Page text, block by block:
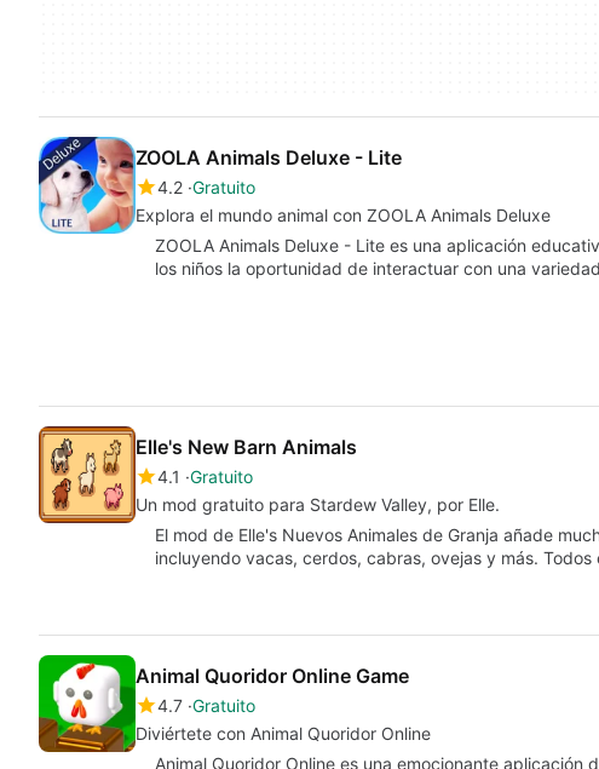
ZOOLA Animals Deluxe - Lite
4.2 Gratuito
Explora el mundo animal con ZOOLA Animals Deluxe
ZOOLA Animals Deluxe - Lite es una aplicación
los niños la oportunidad de interactuar con una
Elle's New Barn Animals
4.1 Gratuito
Un mod gratuito para Stardew Valley, por Elle.
El mod de Elle's Nuevos Animales de Granja añade
incluyendo vacas, cerdos, cabras, ovejas y más. Todos
Animal Quoridor Online Game
4.7 Gratuito
Diviértete con Animal Quoridor Online
Animal Quoridor Online es una emocionante aplicación